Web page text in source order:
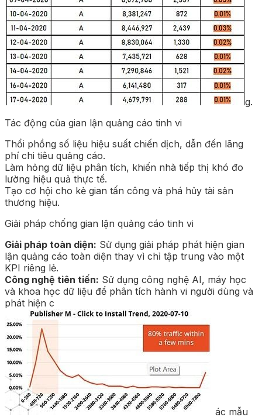
g.
Tác động của gian lận quảng cáo tinh vi
Thổi phồng số liệu hiệu suất chiến dịch, dẫn đến lãng
phí chi tiêu quảng cáo.
Làm hỏng dữ liệu phân tích, khiến nhà tiếp thị khó đo
lường hiệu quả thực tế.
Tạo cơ hội cho kẻ gian tấn công và phá hủy tài sản
thương hiệu.
Giải pháp chống gian lận quảng cáo tinh vi
Giải pháp toàn diện: Sử dụng giải pháp phát hiện gian
lận quảng cáo toàn diện thay vì chỉ tập trung vào một
KPI riêng lẻ.
Công nghệ tiên tiến: Sử dụng công nghệ AI, máy học
và khoa học dữ liệu để phân tích hành vi người dùng và
phát hiện c
ác mẫu